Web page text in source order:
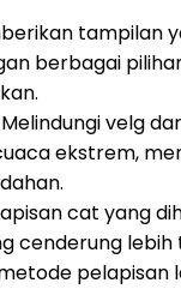
tampilan
berbagai
Melindungi velg
ekstrem,
cat yang
cenderung lebih
pelapisan